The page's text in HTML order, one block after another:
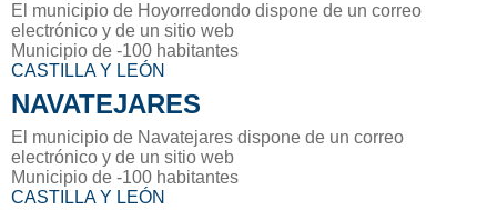
El municipio de Hoyorredondo dispone de un correo
electrónico y de un sitio web
Municipio de -100 habitantes
CASTILLA Y LEÓN
NAVATEJARES
El municipio de Navatejares dispone de un correo
electrónico y de un sitio web
Municipio de -100 habitantes
CASTILLA Y LEÓN